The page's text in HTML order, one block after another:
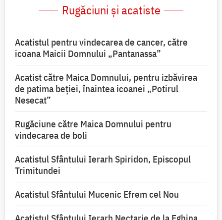
Rugăciuni și acatiste
Acatistul pentru vindecarea de cancer, către
icoana Maicii Domnului „Pantanassa”
Acatist către Maica Domnului, pentru izbăvirea
de patima beției, înaintea icoanei „Potirul
Nesecat”
Rugăciune către Maica Domnului pentru
vindecarea de boli
Acatistul Sfântului Ierarh Spiridon, Episcopul
Trimitundei
Acatistul Sfântului Mucenic Efrem cel Nou